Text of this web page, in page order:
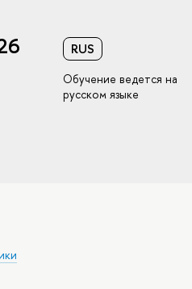
RUS
Обучение ведется на
русском языке